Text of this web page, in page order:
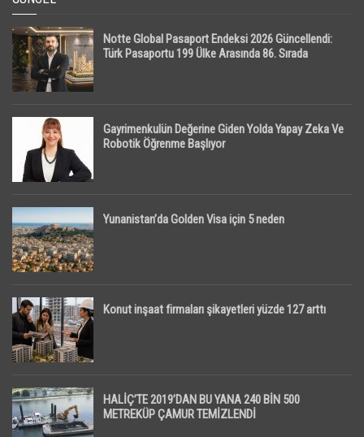
Notte Global Pasaport Endeksi 2026 Güncellendi:
Türk Pasaportu 199 Ülke Arasında 86. Sırada
Gayrimenkulün Değerine Giden Yolda Yapay Zeka Ve
Robotik Öğrenme Başlıyor
Yunanistan’da Golden Visa için 5 neden
Konut inşaat firmaları şikayetleri yüzde 127 arttı
HALİÇ’TE 2019’DAN BU YANA 240 BİN 500
METREKÜP ÇAMUR TEMİZLENDİ